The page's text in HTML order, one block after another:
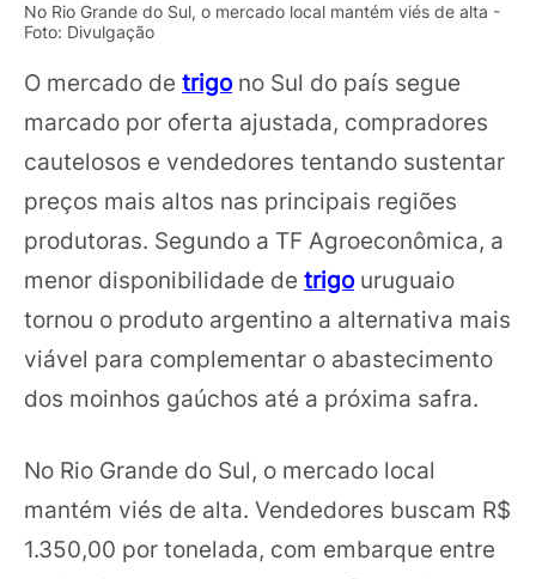
No Rio Grande do Sul, o mercado local mantém viés de alta -
Foto: Divulgação
O mercado de trigono Sul do país segue
marcado por oferta ajustada, compradores
cautelosos e vendedores tentando sustentar
preços mais altos nas principais regiões
produtoras. Segundo a TF Agroeconômica, a
menor disponibilidade de trigouruguaio
tornou o produto argentino a alternativa mais
viável para complementar o abastecimento
dos moinhos gaúchos até a próxima safra.
No Rio Grande do Sul, o mercado local
mantém viés de alta. Vendedores buscam R$
1.350,00 por tonelada, com embarque entre